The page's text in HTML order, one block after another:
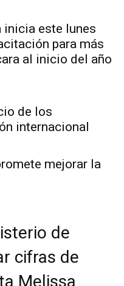
inicia este lunes
para más
al inicio del año
de los
internacional
mejorar la
de
cifras de
Melissa